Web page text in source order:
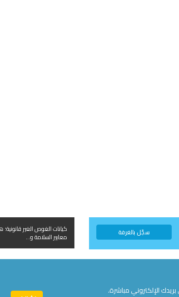
سجّل بالغرفة كيانات الغوص الغير
معايير السلامة و...
الإلكتروني مباشرة.